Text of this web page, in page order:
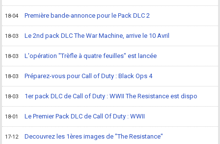
18-04 Première bande-annonce pour le Pack DLC 2
18-03 Le 2nd pack DLC The War Machine, arrive le 10 Avril
18-03 L'opération "Trèfle à quatre feuilles" est lancée
18-03 Préparez-vous pour Call of Duty : Black Ops 4
18-03 1er pack DLC de Call of Duty : WWII The Resistance est dispo
18-01 Le Premier Pack DLC de Call Of Duty : WWII
17-12 Decouvrez les 1ères images de "The Resistance"